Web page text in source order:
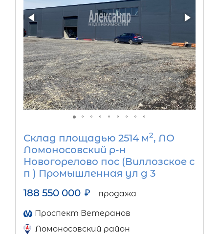
Склад площадью 2514 м2, ЛО
Ломоносовский р-н
Новогорелово пос (Виллозское с
п ) Промышленная ул д 3
188 550 000 ₽ продажа
Проспект Ветеранов
Ломоносовский район